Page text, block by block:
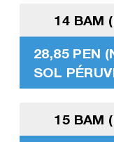
14 BAM
28,85 PEN
SOL
15 BAM